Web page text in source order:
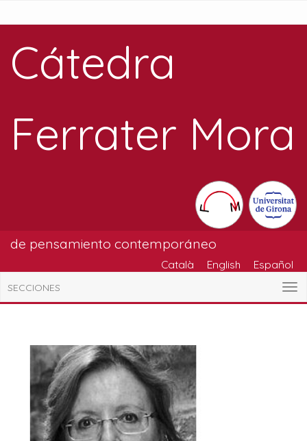
Cátedra
Ferrater Mora
de pensamiento contemporáneo
Català English Español
SECCIONES